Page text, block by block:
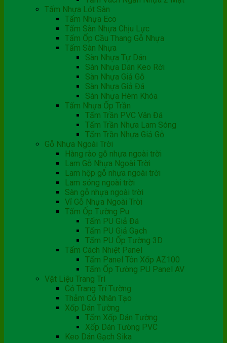
Tấm Nhựa Lót Sàn
Tấm Nhựa Eco
Tấm Sàn Nhựa Chịu Lực
Tấm Ốp Cầu Thang Gỗ Nhựa
Tấm Sàn Nhựa
Sàn Nhựa Tự Dán
Sàn Nhựa Dán Keo Rời
Sàn Nhựa Giả Gỗ
Sàn Nhựa Giả Đá
Sàn Nhựa Hèm Khóa
Tấm Nhựa Ốp Trần
Tấm Trần PVC Vân Đá
Tấm Trần Nhựa Lam Sóng
Tấm Trần Nhựa Giả Gỗ
Gỗ Nhựa Ngoài Trời
Hàng rào gỗ nhựa ngoài trời
Lam Gỗ Nhựa Ngoài Trời
Lam hộp gỗ nhựa ngoài trời
Lam sóng ngoài trời
Sàn gỗ nhựa ngoài trời
Vỉ Gỗ Nhựa Ngoài Trời
Tấm Ốp Tường Pu
Tấm PU Giả Đá
Tấm PU Giả Gạch
Tấm PU Ốp Tường 3D
Tấm Cách Nhiệt Panel
Tấm Panel Tôn Xốp AZ100
Tấm Ốp Tường PU Panel AV
Vật Liệu Trang Trí
Cỏ Trang Trí Tường
Thảm Cỏ Nhân Tạo
Xốp Dán Tường
Tấm Xốp Dán Tường
Xốp Dán Tường PVC
Keo Dán Gạch Sika